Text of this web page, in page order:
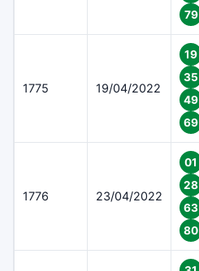
79
1775 19/04/2022
19
35
49
69
1776 23/04/2022
01
28
63
80